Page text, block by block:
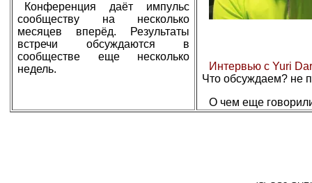
Конференция даёт импульс
сообществу на несколько
месяцев вперёд. Результаты
встречи обсуждаются в
сообществе еще несколько
недель.
Интервью с Yuri
Что обсуждаем? не
О чем еще